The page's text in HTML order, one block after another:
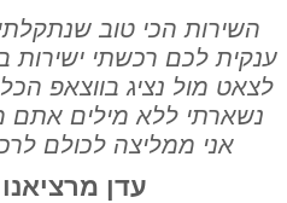
השירות הכי טוב
ענקית לכם רכשתי ישירות
לצאט מול נציג בווצאפ
נשארתי ללא מילים אתם
אני ממליצה לכולם
עדן מרציאנו